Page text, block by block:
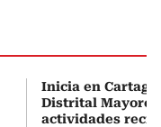
Inicia en
Distrital Mayores
actividades